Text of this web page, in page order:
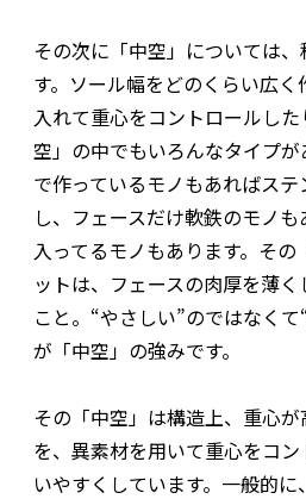
その次に「中空」については
す。ソール幅をどのくらい広
入れて重心をコントロールし
空」の中でもいろんなタイプ
で作っているモノもあればス
し、フェースだけ軟鉄のモノ
入ってるモノもあります。その
ットは、フェースの肉厚を薄
こと。“やさしい”のではなく
が「中空」の強みです。
その「中空」は構造上、重心
を、異素材を用いて重心をコ
いやすくしています。一般的